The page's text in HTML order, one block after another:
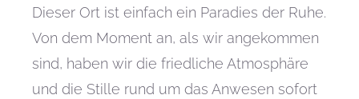
Dieser Ort ist einfach ein Paradies der Ruhe.
Von dem Moment an, als wir angekommen
sind, haben wir die friedliche Atmosphäre
und die Stille rund um das Anwesen sofort